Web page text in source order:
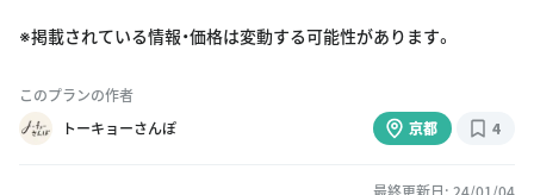
※掲載されている情報・価格は変動する可能性があります。
このプランの作者
トーキョーさんぽ
京都 4
最終更新日: 24/01/04